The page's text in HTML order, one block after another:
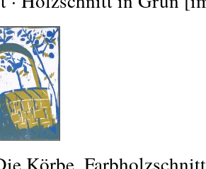
Körbe, Farbholzschnitt